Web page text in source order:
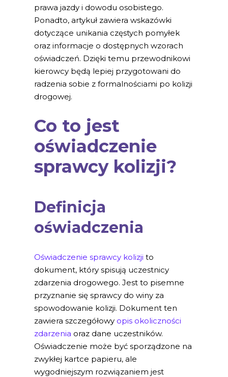
prawa jazdy i dowodu osobistego.
Ponadto, artykuł zawiera wskazówki
dotyczące unikania częstych pomyłek
oraz informacje o dostępnych wzorach
oświadczeń. Dzięki temu przewodnikowi
kierowcy będą lepiej przygotowani do
radzenia sobie z formalnościami po kolizji
drogowej.
Co to jest
oświadczenie
sprawcy kolizji?
Definicja
oświadczenia
Oświadczenie sprawcy kolizji to
dokument, który spisują uczestnicy
zdarzenia drogowego. Jest to pisemne
przyznanie się sprawcy do winy za
spowodowanie kolizji. Dokument ten
zawiera szczegółowy opis okoliczności
zdarzenia oraz dane uczestników.
Oświadczenie może być sporządzone na
zwykłej kartce papieru, ale
wygodniejszym rozwiązaniem jest